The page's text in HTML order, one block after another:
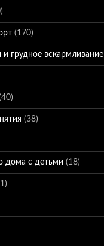
(170)
грудное вскармливание
(38)
дома с детьми (18)